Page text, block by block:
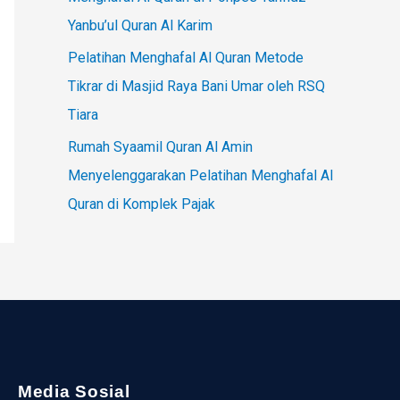
Yanbu’ul Quran Al Karim
Pelatihan Menghafal Al Quran Metode
Tikrar di Masjid Raya Bani Umar oleh RSQ
Tiara
Rumah Syaamil Quran Al Amin
Menyelenggarakan Pelatihan Menghafal Al
Quran di Komplek Pajak
Media Sosial